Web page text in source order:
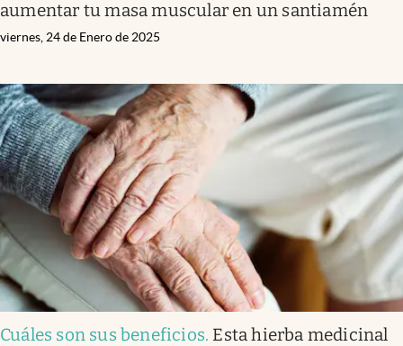
aumentar tu masa muscular en un santiamén
viernes, 24 de Enero de 2025
Cuáles son sus beneficios. Esta hierba medicinal